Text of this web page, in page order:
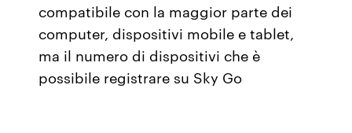
compatibile con la maggior parte dei
computer, dispositivi mobile e tablet,
ma il numero di dispositivi che è
possibile registrare su Sky Go